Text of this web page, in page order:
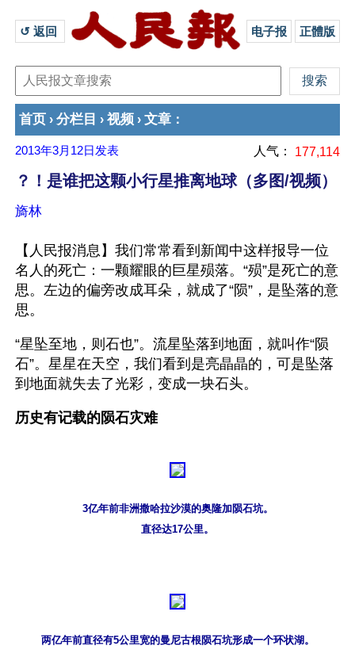
↺ 返回 电子报 正體版
首页 › 分栏目 › 视频 › 文章 ：
2013年3月12日 发表 人气： 177,114
？！是谁把这颗小行星推离地球（多图/视频）
旖林
【人民报消息】我们常常看到新闻中这样报导一位
名人的死亡：一颗耀眼的巨星殒落。“殒”是死亡的意
思。左边的偏旁改成耳朵，就成了“陨”，是坠落的意
思。
“星坠至地，则石也”。流星坠落到地面，就叫作“陨
石”。星星在天空，我们看到是亮晶晶的，可是坠落
到地面就失去了光彩，变成一块石头。
历史有记载的陨石灾难
3亿年前非洲撒哈拉沙漠的奥隆加陨石坑。
直径达17公里。
两亿年前直径有5公里宽的曼尼古根陨石坑形成一个环状湖。